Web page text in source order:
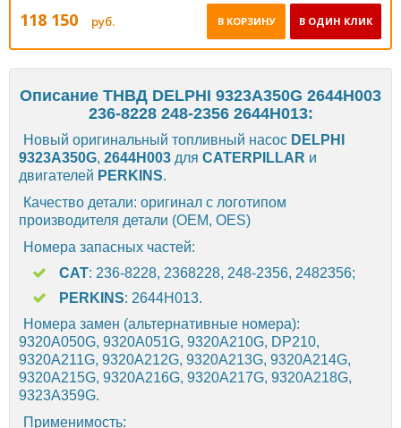
118 150 руб. В ОДИН КЛИК
В КОРЗИНУ
Описание ТНВД DELPHI 9323A350G 2644H003
236-8228 248-2356 2644H013:
Новый оригинальный топливный насос DELPHI
9323A350G, 2644H003 для CATERPILLAR и
двигателей PERKINS.
Качество детали: оригинал с логотипом
производителя детали (OEM, OES)
Номера запасных частей:
CAT: 236-8228, 2368228, 248-2356, 2482356;
PERKINS: 2644H013.
Номера замен (альтернативные номера):
9320A050G, 9320A051G, 9320A210G, DP210,
9320A211G, 9320A212G, 9320A213G, 9320A214G,
9320A215G, 9320A216G, 9320A217G, 9320A218G,
9323A359G.
Применимость: